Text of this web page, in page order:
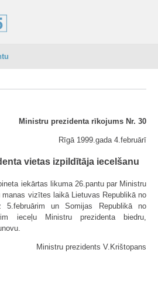
Ministru prezidenta rīkojums Nr. 30
Rīgā 1999.gada 4.februārī
vietas izpildītāja iecelšanu
iekārtas likuma 26.pantu par Ministru
vizītes laikā Lietuvas Republikā no
5.februārim un Somijas Republikā no
ieceļu Ministru prezidenta biedru,
Ministru prezidents V.Krištopans